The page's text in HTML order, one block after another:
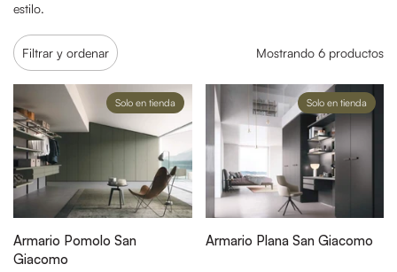
estilo.
Filtrar y ordenar Mostrando 6 productos
Armario Pomolo San
Giacomo
Solo en tienda
Armario Plana San Giacomo
Solo en tienda